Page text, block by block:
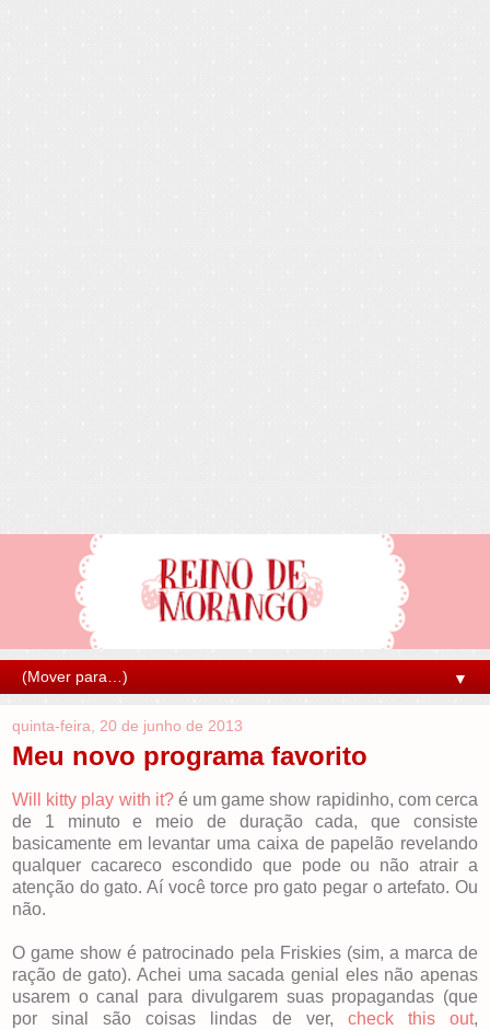
▼
quinta-feira, 20 de junho de 2013
Meu novo programa favorito
Will kitty play with it?é um game show rapidinho, com cerca
de 1 minuto e meio de duração cada, que consiste
basicamente em levantar uma caixa de papelão revelando
qualquer cacareco escondido que pode ou não atrair a
atenção do gato. Aí você torce pro gato pegar o artefato. Ou
não.
O game show é patrocinado pela Friskies (sim, a marca de
ração de gato). Achei uma sacada genial eles não apenas
usarem o canal para divulgarem suas propagandas (que
por sinal são coisas lindas de ver, check this out,